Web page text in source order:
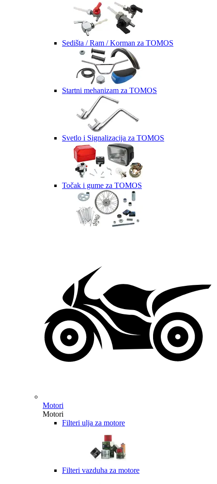
Sedišta / Ram / Korman za TOMOS
Startni mehanizam za TOMOS
Svetlo i Signalizacija za TOMOS
Točak i gume za TOMOS
Motori
Motori
Filteri ulja za motore
Filteri vazduha za motore